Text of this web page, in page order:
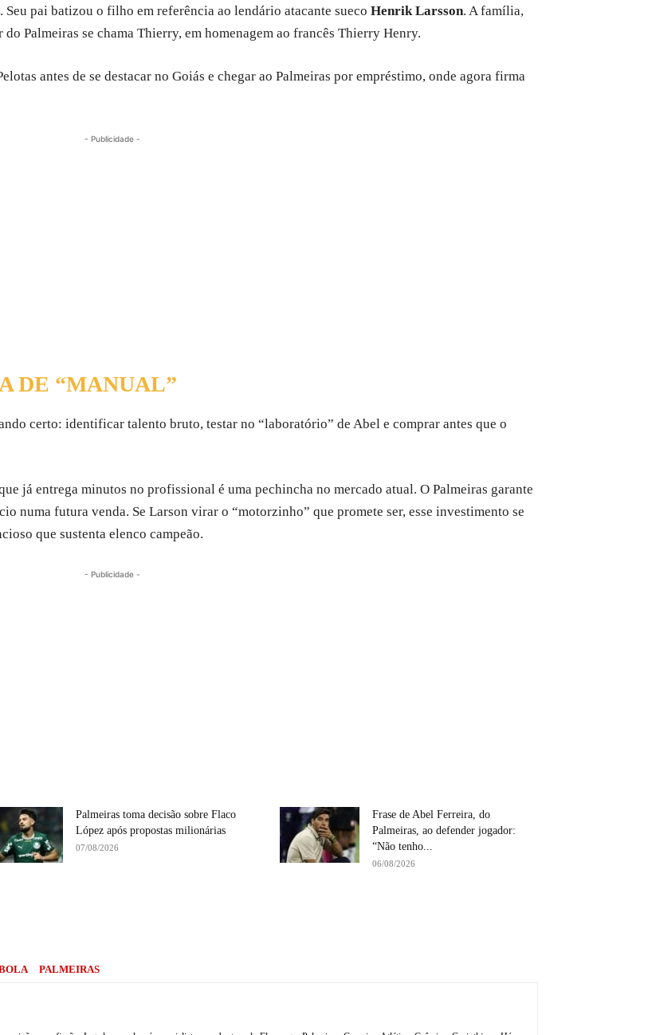
pai batizou o filho em referência ao lendário atacante sueco Henrik Larsson. A família,
Palmeiras se chama Thierry, em homenagem ao francês Thierry Henry.
antes de se destacar no Goiás e chegar ao Palmeiras por empréstimo, onde agora firma
- Publicidade -
DE “MANUAL”
certo: identificar talento bruto, testar no “laboratório” de Abel e comprar antes que o
já entrega minutos no profissional é uma pechincha no mercado atual. O Palmeiras garante
numa futura venda. Se Larson virar o “motorzinho” que promete ser, esse investimento se
que sustenta elenco campeão.
- Publicidade -
Palmeiras toma decisão sobre Flaco
López após propostas milionárias
07/08/2026
Frase de Abel Ferreira, do
Palmeiras, ao defender jogador:
“Não tenho...
06/08/2026
PALMEIRAS